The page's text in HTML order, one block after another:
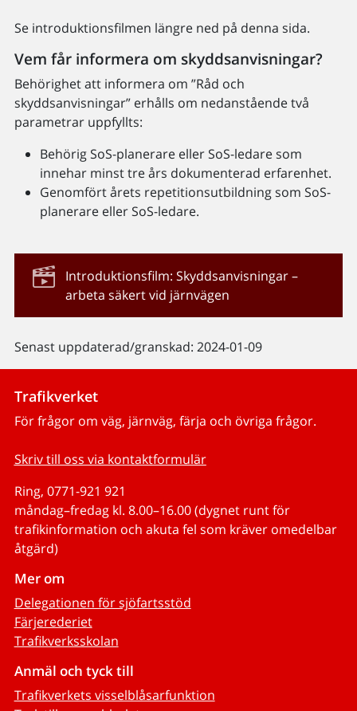
Se introduktionsfilmen längre ned på denna sida.
Vem får informera om skyddsanvisningar?
Behörighet att informera om ”Råd och
skyddsanvisningar” erhålls om nedanstående två
parametrar uppfyllts:
Behörig SoS-planerare eller SoS-ledare som
innehar minst tre års dokumenterad erfarenhet.
Genomfört årets repetitionsutbildning som SoS-
planerare eller SoS-ledare.
Introduktionsfilm: Skyddsanvisningar –
arbeta säkert vid järnvägen
Senast uppdaterad/granskad: 2024-01-09
Trafikverket
För frågor om väg, järnväg, färja och övriga frågor.
Skriv till oss via kontaktformulär
Ring, 0771-921 921
måndag–fredag kl. 8.00–16.00 (dygnet runt för
trafikinformation och akuta fel som kräver omedelbar
åtgärd)
Mer om
Delegationen för sjöfartsstöd
Färjerederiet
Trafikverksskolan
Anmäl och tyck till
Trafikverkets visselblåsarfunktion